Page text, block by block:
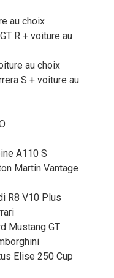
au choix
R + voiture au
au choix
S + voiture au
A110 S
Martin Vantage
R8 V10 Plus
Mustang GT
Elise 250 Cup